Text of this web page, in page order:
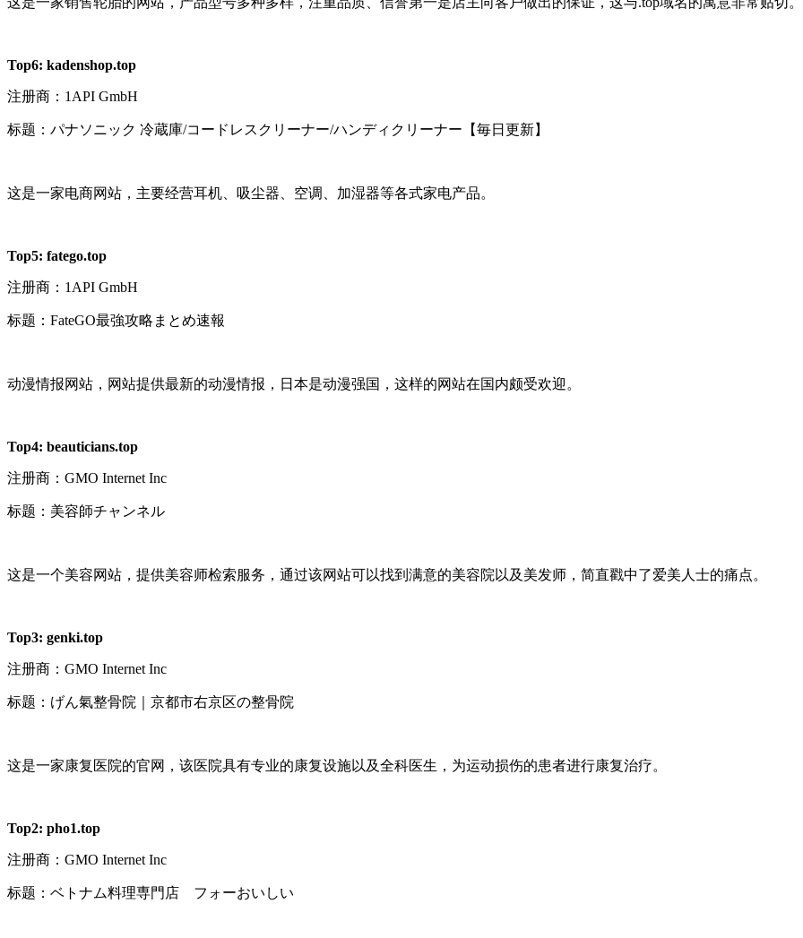
Top6: kadenshop.top
注册商： 1API GmbH
标题：パナソニック 冷蔵庫/コードレスクリーナー/ハンディクリーナー【毎日更新】
这是一家电商网站，主要经营耳机、吸尘器、空调、加湿器等各式家电产品。
Top5: fatego.top
注册商： 1API GmbH
标题： FateGO最強攻略まとめ速報
动漫情报网站，网站提供最新的动漫情报，日本是动漫强国，这样的网站在国内颇受欢迎。
Top4: beauticians.top
注册商： GMO Internet Inc
标题：美容師チャンネル
这是一个美容网站，提供美容师检索服务，通过该网站可以找到满意的美容院以及美发师，简直戳中了爱美人士的痛点。
Top3: genki.top
注册商： GMO Internet Inc
标题：げん氣整骨院｜京都市右京区の整骨院
这是一家康复医院的官网，该医院具有专业的康复设施以及全科医生，为运动损伤的患者进行康复治疗。
Top2: pho1.top
注册商： GMO Internet Inc
标题：ベトナム料理専門店 フォーおいしい